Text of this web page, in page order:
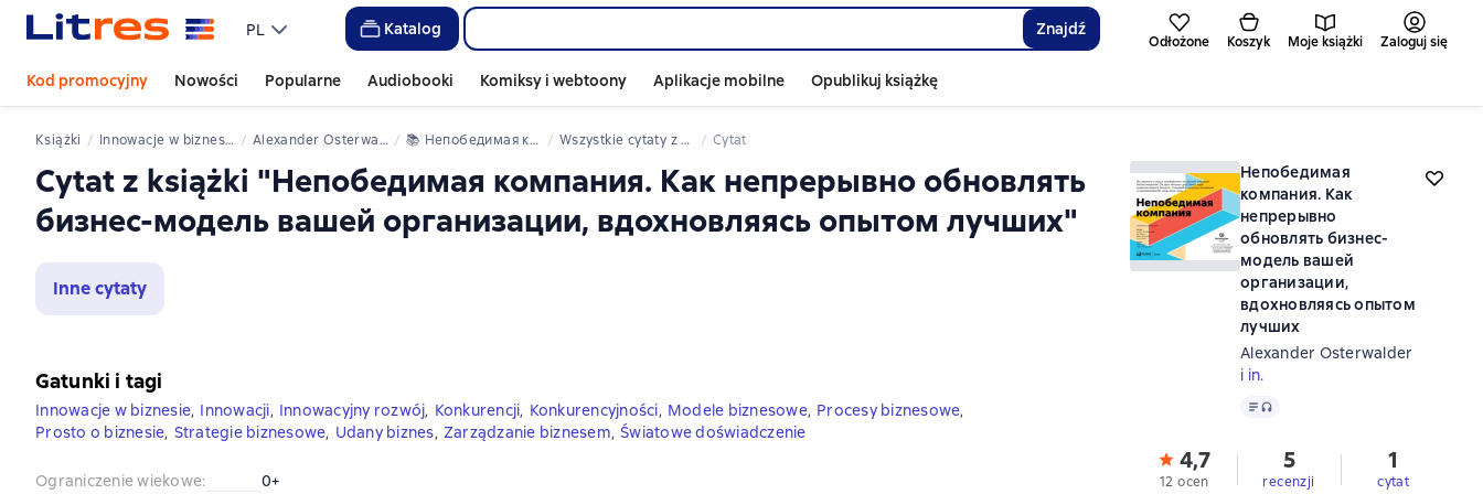
PL Katalog Znajdź
Odłożone Koszyk Moje książki Zaloguj się
Kod promocyjny Nowości Popularne Audiobooki Komiksy i webtoony Aplikacje mobilne Opublikuj książkę
Książki innowacje w biznesie Alexander Osterwalder 📚 Непобедимая компания. Как непрерывно обновлять бизнес-модель вашей организации, вдохновляясь опытом лучших Wszystkie cytaty z książki Cytat
Cytat z książki "Непобедимая компания. Как непрерывно обновлять
бизнес-модель вашей организации, вдохновляясь опытом лучших"
Inne cytaty
Непобедимая
компания. Как
непрерывно
обновлять бизнес-
модель вашей
организации,
вдохновляясь опытом
лучших
Alexander Osterwalder
i in.
Tekst
4,7
12 ocen
5
recenzji
1
cytat
Gatunki i tagi
Innowacje w biznesie, Innowacji, Innowacyjny rozwój, Konkurencji, Konkurencyjności, Modele biznesowe, Procesy biznesowe,
Prosto o biznesie, Strategie biznesowe, Udany biznes, Zarządzanie biznesem, Światowe doświadczenie
Ograniczenie wiekowe:
0+